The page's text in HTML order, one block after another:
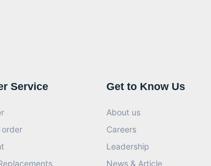
Service
order
Get to Know Us
About us
Careers
Leadership
News & Article